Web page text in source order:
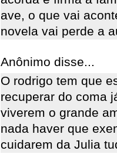
ave, o que vai
novela vai perde a
Anônimo disse...
O rodrigo tem que
recuperar do coma
viverem o grande
nada haver que
cuidarem da Julia